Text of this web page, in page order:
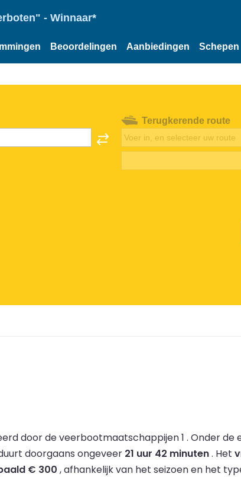
- Winnaar*
Beoordelingen Aanbiedingen Schepen
Terugkerende route
door de veerbootmaatschappijen 1 . Onder de
doorgaans ongeveer 21 uur 42 minuten. Het
€ 300 , afhankelijk van het seizoen en het